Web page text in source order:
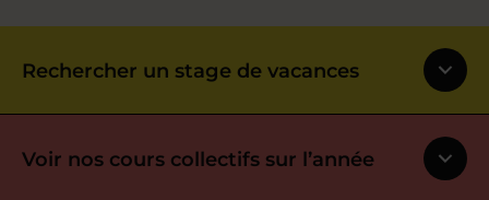
Rechercher un stage de vacances
Voir nos cours collectifs sur l’année